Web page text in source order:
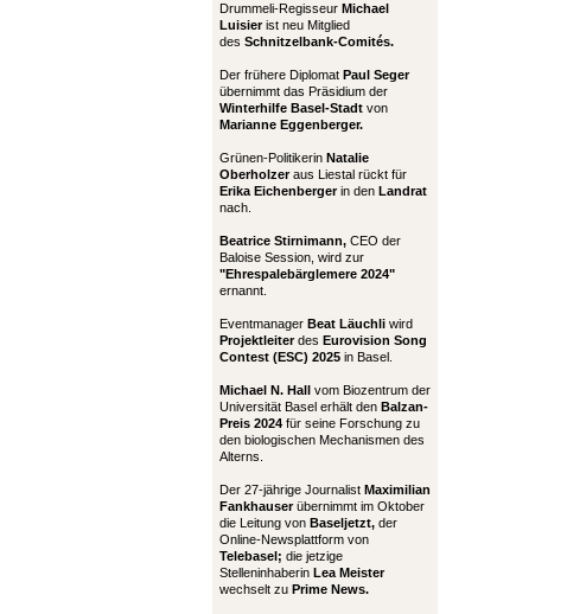
Drummeli-Regisseur Michael
Luisierist neu Mitglied
des Schnitzelbank-Comités.
Der frühere Diplomat Paul Seger
übernimmt das Präsidium der
Winterhilfe Basel-Stadt von
Marianne Eggenberger.
Grünen-Politikerin Natalie
Oberholzeraus Liestal rückt für
Erika Eichenbergerin den Landrat
nach.
Beatrice Stirnimann, CEO der
Baloise Session, wird zur
"Ehrespalebärglemere 2024"
ernannt.
Eventmanager Beat Läuchli wird
Projektleiterdes Eurovision Song
Contest (ESC) 2025 in Basel.
Michael N. Hall vom Biozentrum der
Universität Basel erhält den Balzan-
Preis 2024 für seine Forschung zu
den biologischen Mechanismen des
Alterns.
Der 27-jährige Journalist Maximilian
Fankhauserübernimmt im Oktober
die Leitung von Baseljetzt, der
Online-Newsplattform von
Telebasel; die jetzige
Stelleninhaberin Lea Meister
wechselt zu Prime News.